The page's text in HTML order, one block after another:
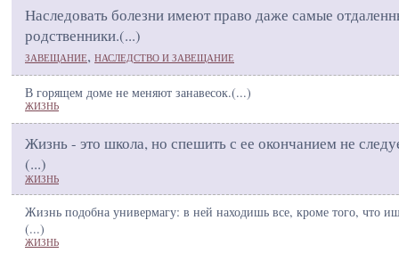
Наследовать болезни имеют право даже самые
родственники.(...)
ЗАВЕЩАНИЕ, НАСЛЕДСТВО И ЗАВЕЩАНИЕ
В горящем доме не меняют занавесок.(...)
ЖИЗНЬ
Жизнь - это школа, но спешить с ее окончанием не
(...)
ЖИЗНЬ
Жизнь подобна универмагу: в ней находишь все, кроме того, что
(...)
ЖИЗНЬ